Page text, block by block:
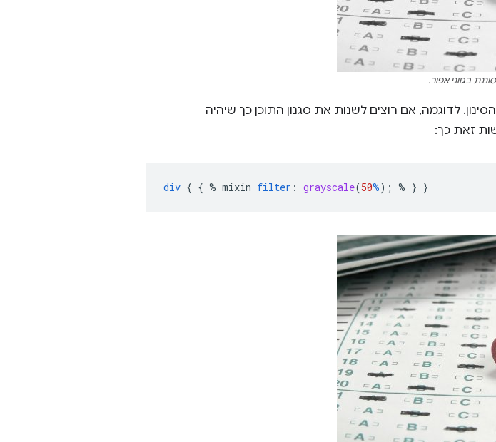
בגווני אפור.
לדוגמה, אם רוצים לשנות את סגנון התוכן כך שיהיה
זאת כך:
div { { % mixin filter : grayscale(50%); % } }